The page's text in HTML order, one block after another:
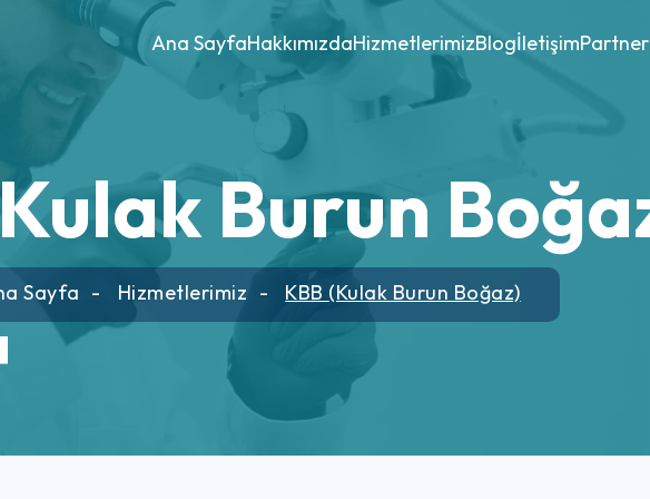
Ana SayfaHakkımızdaHizmetlerimizBlogİletişimPartner
Burun
Sayfa Hizmetlerimiz KBB (Kulak Burun Boğaz)